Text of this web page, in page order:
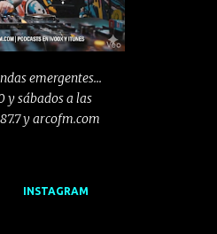
emergentes...
y sábados a las
y arcofm.com
INSTAGRAM